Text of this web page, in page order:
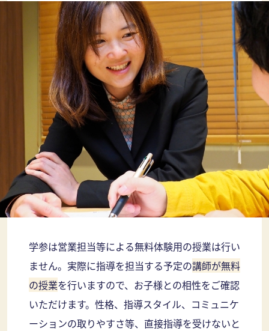
学参は営業担当等による無料体験用の授業は行い
ません。実際に指導を担当する予定の講師が無料
の授業を行いますので、お子様との相性をご確認
いただけます。性格、指導スタイル、コミュニケ
ーションの取りやすさ等、直接指導を受けないと